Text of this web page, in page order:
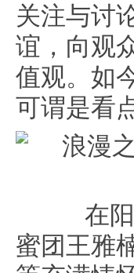
关注与讨
谊，向观
值观。如
可谓是看
在阳
蜜团王雅